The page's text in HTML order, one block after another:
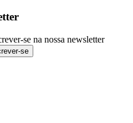
se na nossa newsletter
se